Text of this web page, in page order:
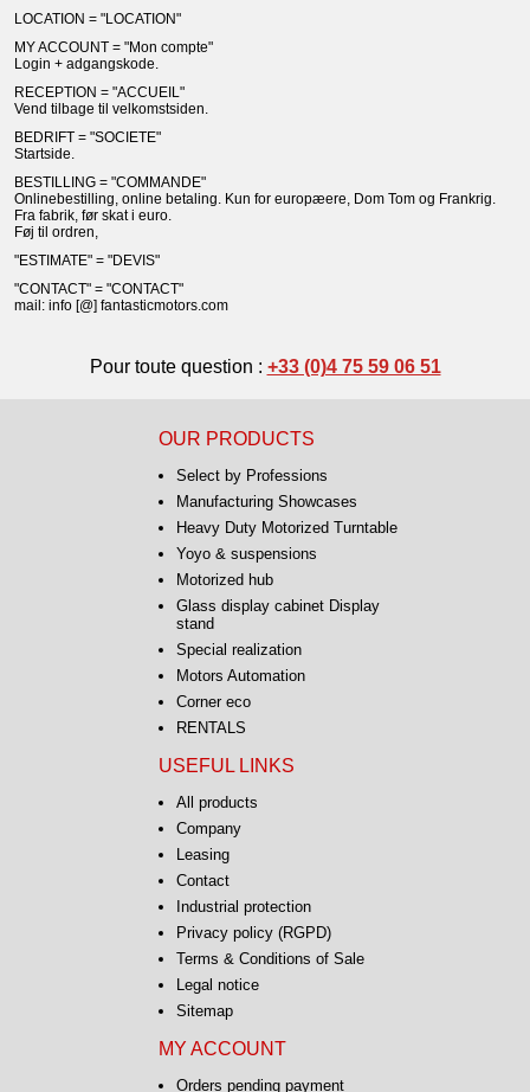
LOCATION = "LOCATION"
MY ACCOUNT = "Mon compte"
Login + adgangskode.
RECEPTION = "ACCUEIL"
Vend tilbage til velkomstsiden.
BEDRIFT = "SOCIETE"
Startside.
BESTILLING = "COMMANDE"
Onlinebestilling, online betaling. Kun for europæere, Dom Tom og Frankrig.
Fra fabrik, før skat i euro.
Føj til ordren,
"ESTIMATE" = "DEVIS"
"CONTACT" = "CONTACT"
mail: info [@] fantasticmotors.com
Pour toute question : +33 (0)4 75 59 06 51
OUR PRODUCTS
Select by Professions
Manufacturing Showcases
Heavy Duty Motorized Turntable
Yoyo & suspensions
Motorized hub
Glass display cabinet Display
stand
Special realization
Motors Automation
Corner eco
RENTALS
USEFUL LINKS
All products
Company
Leasing
Contact
Industrial protection
Privacy policy (RGPD)
Terms & Conditions of Sale
Legal notice
Sitemap
MY ACCOUNT
Orders pending payment